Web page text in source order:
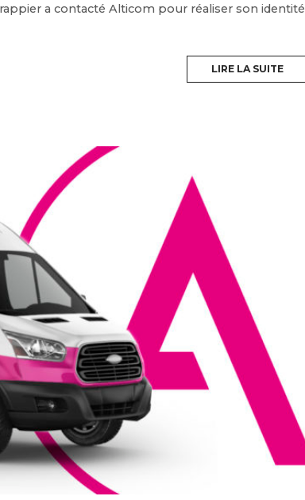
a contacté Alticom pour réaliser son identité
LIRE LA SUITE